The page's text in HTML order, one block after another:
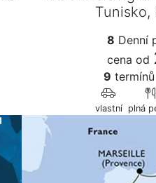
8 Denní
cena od
9 termínů
vlastní plná